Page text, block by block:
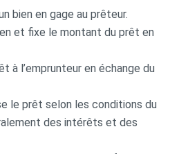
bien en gage au prêteur.
et fixe le montant du prêt en
à l’emprunteur en échange du
le prêt selon les conditions du
des intérêts et des